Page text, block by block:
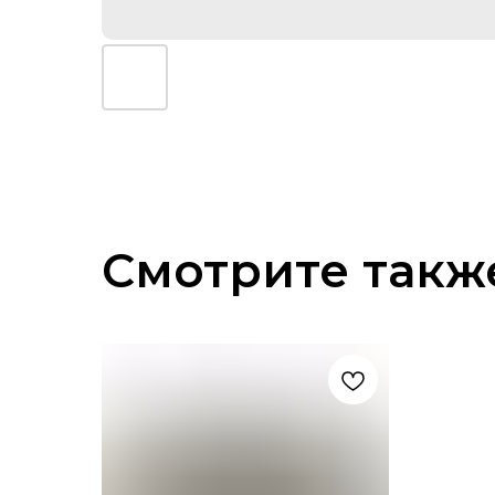
Смотрите